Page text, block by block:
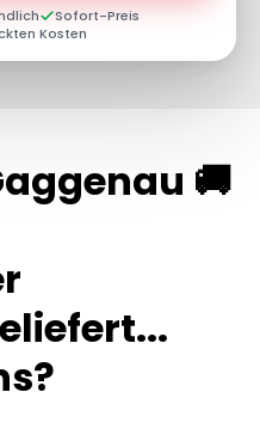
Sofort-Preis
Kosten
🚚